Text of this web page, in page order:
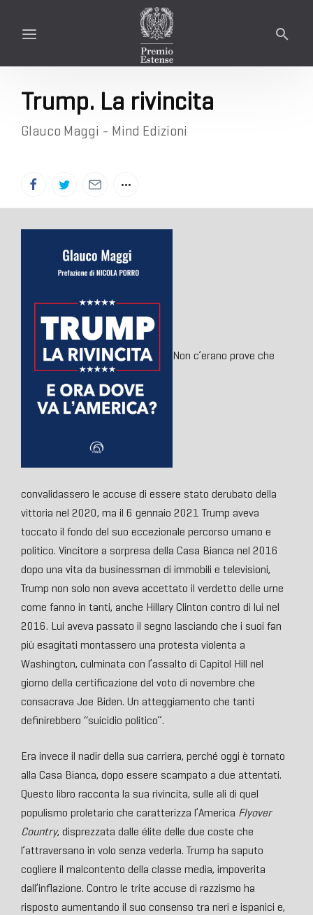
Trump. La rivincita
Glauco Maggi - Mind Edizioni
Non c’erano prove che
convalidassero le accuse di essere stato derubato della
vittoria nel 2020, ma il 6 gennaio 2021 Trump aveva
toccato il fondo del suo eccezionale percorso umano e
politico. Vincitore a sorpresa della Casa Bianca nel 2016
dopo una vita da businessman di immobili e televisioni,
Trump non solo non aveva accettato il verdetto delle urne
come fanno in tanti, anche Hillary Clinton contro di lui nel
2016. Lui aveva passato il segno lasciando che i suoi fan
più esagitati montassero una protesta violenta a
Washington, culminata con l’assalto di Capitol Hill nel
giorno della certificazione del voto di novembre che
consacrava Joe Biden. Un atteggiamento che tanti
definirebbero “suicidio politico”.
Era invece il nadir della sua carriera, perché oggi è tornato
alla Casa Bianca, dopo essere scampato a due attentati.
Questo libro racconta la sua rivincita, sulle ali di quel
populismo proletario che caratterizza l’America Flyover
Country, disprezzata dalle élite delle due coste che
l’attraversano in volo senza vederla. Trump ha saputo
cogliere il malcontento della classe media, impoverita
dall’inflazione. Contro le trite accuse di razzismo ha
risposto aumentando il suo consenso tra neri e ispanici e,